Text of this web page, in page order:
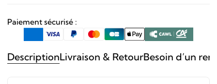
Paiement sécurisé :
DescriptionLivraison & RetourBesoin d’un